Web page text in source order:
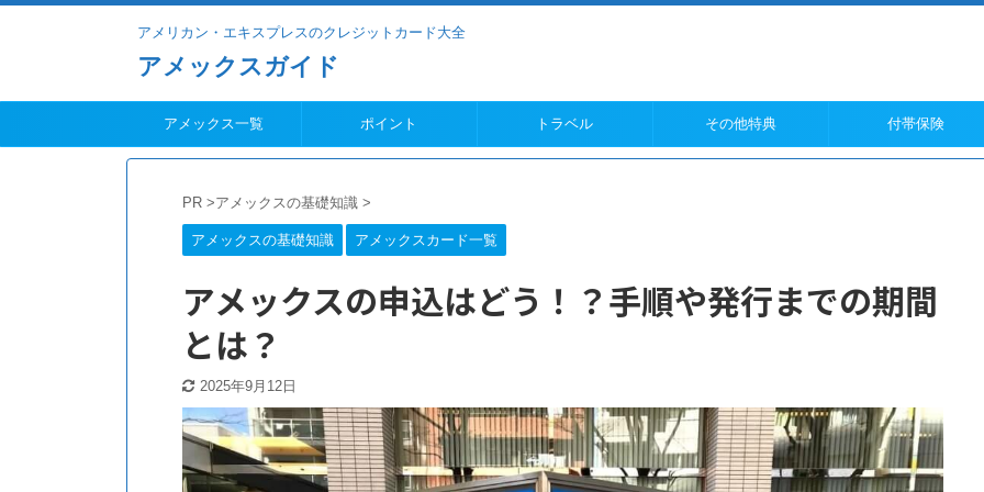
アメリカン・エキスプレスのクレジットカード大全
アメックスガイド
アメックス一覧 ポイント トラベル その他特典 付帯保険
PR >アメックスの基礎知識 >
アメックスの基礎知識 アメックスカード一覧
アメックスの申込はどう！？手順や発行までの期間
とは？
2025年9月12日